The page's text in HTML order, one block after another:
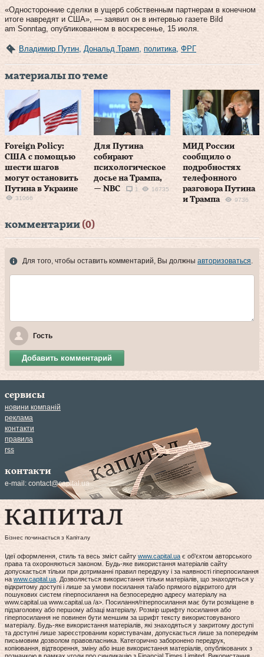
«Односторонние сделки в ущерб собственным партнерам в конечном
итоге навредят и США», — заявил он в интервью газете Bild
am Sonntag, опубликованном в воскресенье, 15 июля.
Владимир Путин Дональд Трамп политика ФРГ
материалы по теме
Foreign Policy:
США с помощью
шести шагов
могут остановить
Путина в Украине
31066
Для Путина
собирают
психологическое
досье на Трампа,
— NBC
1 16735
МИД России
сообщило о
подробностях
телефонного
разговора Путина
и Трампа
9736
комментарии (0)
Для того, чтобы оставить комментарий, Вы должны авторизоваться.
Гость
Добавить комментарий
сервисы
новини компаній
реклама
контакти
правила
rss
контакти
e-mail: contact@capital.ua
Бізнес починається з Капіталу
Ідеї оформлення, стиль та весь зміст сайту www.capital.ua є об'єктом авторського
права та охороняються законом. Будь-яке використання матеріалів сайту
допускається тільки при дотриманні правил передруку і за наявності гіперпосилання
наwww.capital.ua. Дозволяється використання тільки матеріалів, що знаходяться у
відкритому доступі і лише за умови посилання та/або прямого відкритого для
пошукових систем гіперпосилання на безпосередню адресу матеріалу на
www.capital.ua www.capital.ua /a>. Посилання/гіперпосилання має бути розміщене в
підзаголовку або першому абзаці матеріалу. Розмір шрифту посилання або
гіперпосилання не повинен бути меншим за шрифт тексту використовуваного
матеріалу. Будь-яке використання матеріалів, які знаходяться у закритому доступі
та доступні лише зареєстрованим користувачам, допускається лише за попереднім
письмовим дозволом правовласника. Категорично заборонено передрук,
копіювання, відтворення, зміну або інше використання матеріалів, опублікованих з